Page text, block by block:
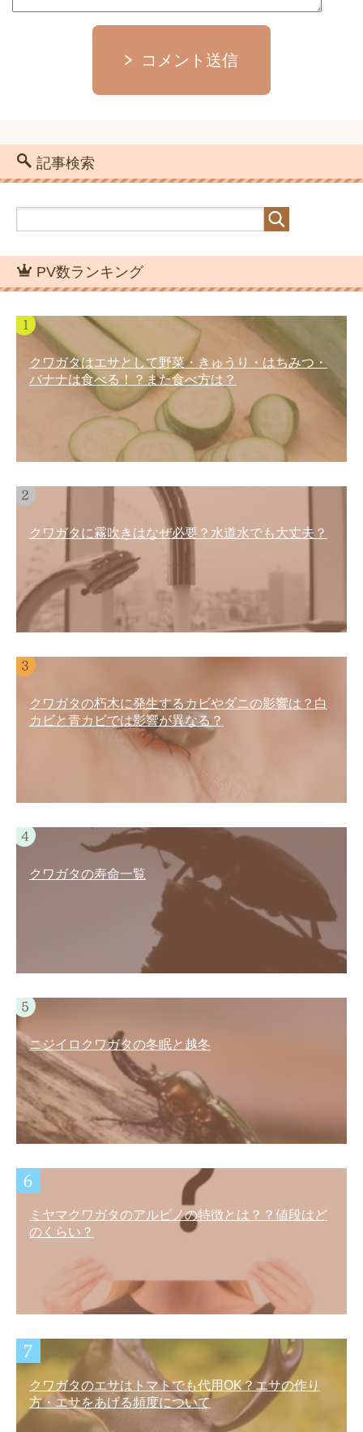
コメント送信
記事検索
PV数ランキング
クワガタはエサとして野菜・きゅうり・はちみつ・
バナナは食べる！？また食べ方は？
クワガタに霧吹きはなぜ必要？水道水でも大丈夫？
クワガタの朽木に発生するカビやダニの影響は？白
カビと青カビでは影響が異なる？
クワガタの寿命一覧
ニジイロクワガタの冬眠と越冬
ミヤマクワガタのアルビノの特徴とは？？値段はど
のくらい？
クワガタのエサはトマトでも代用OK？エサの作り
方・エサをあげる頻度について